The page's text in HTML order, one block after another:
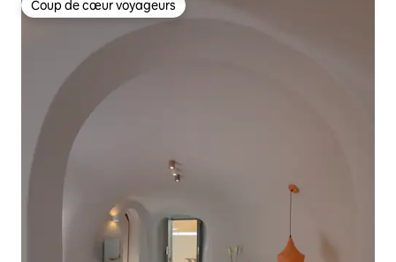
Coup de cœur voyageurs
Coup de cœur voyageurs